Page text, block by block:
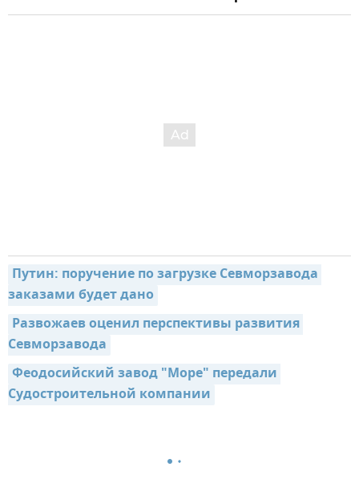
Путин: поручение по загрузке Севморзавода
заказами будет дано
Развожаев оценил перспективы развития
Севморзавода
Феодосийский завод "Море" передали
Судостроительной компании